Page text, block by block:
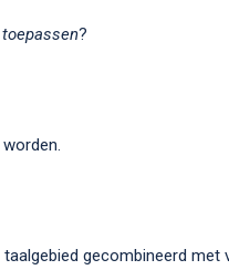
toepassen?
gecombineerd met